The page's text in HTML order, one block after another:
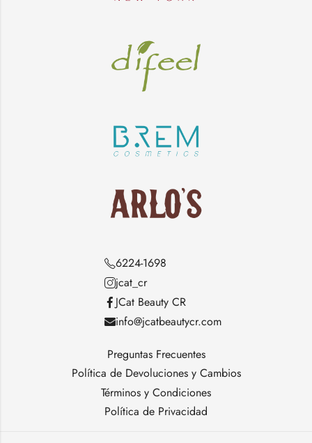
6224-1698
jcat_cr
JCat Beauty CR
info@jcatbeautycr.com
Preguntas Frecuentes
Política de Devoluciones y Cambios
Términos y Condiciones
Política de Privacidad